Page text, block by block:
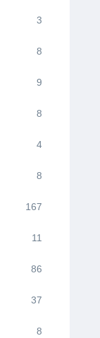
3
8
9
8
4
8
167
11
86
37
8